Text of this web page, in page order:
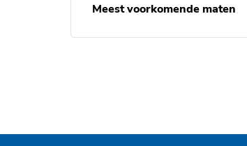
Meest voorkomende maten